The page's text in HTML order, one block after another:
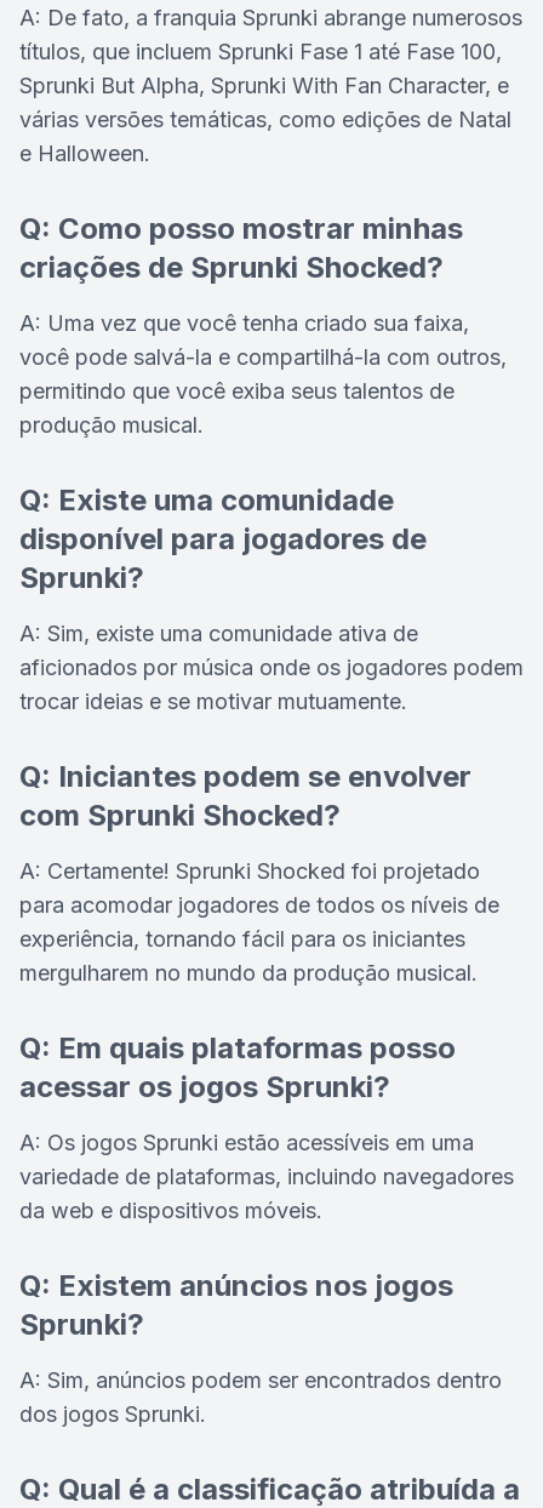
A: De fato, a franquia Sprunki abrange numerosos
títulos, que incluem Sprunki Fase 1 até Fase 100,
Sprunki But Alpha, Sprunki With Fan Character, e
várias versões temáticas, como edições de Natal
e Halloween.
Q: Como posso mostrar minhas
criações de Sprunki Shocked?
A: Uma vez que você tenha criado sua faixa,
você pode salvá-la e compartilhá-la com outros,
permitindo que você exiba seus talentos de
produção musical.
Q: Existe uma comunidade
disponível para jogadores de
Sprunki?
A: Sim, existe uma comunidade ativa de
aficionados por música onde os jogadores podem
trocar ideias e se motivar mutuamente.
Q: Iniciantes podem se envolver
com Sprunki Shocked?
A: Certamente! Sprunki Shocked foi projetado
para acomodar jogadores de todos os níveis de
experiência, tornando fácil para os iniciantes
mergulharem no mundo da produção musical.
Q: Em quais plataformas posso
acessar os jogos Sprunki?
A: Os jogos Sprunki estão acessíveis em uma
variedade de plataformas, incluindo navegadores
da web e dispositivos móveis.
Q: Existem anúncios nos jogos
Sprunki?
A: Sim, anúncios podem ser encontrados dentro
dos jogos Sprunki.
Q: Qual é a classificação atribuída a